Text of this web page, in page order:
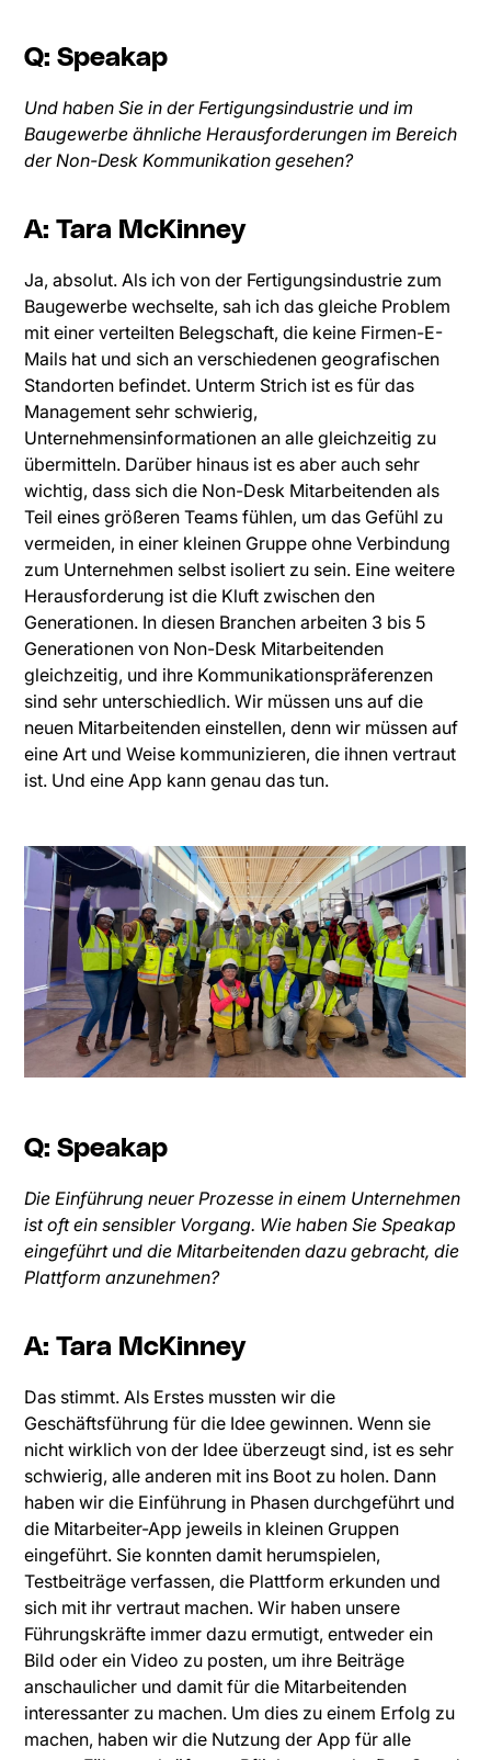
Q: Speakap
Und haben Sie in der Fertigungsindustrie und im
Baugewerbe ähnliche Herausforderungen im Bereich
der Non-Desk Kommunikation gesehen?
A: Tara McKinney
Ja, absolut. Als ich von der Fertigungsindustrie zum
Baugewerbe wechselte, sah ich das gleiche Problem
mit einer verteilten Belegschaft, die keine Firmen-E-
Mails hat und sich an verschiedenen geografischen
Standorten befindet. Unterm Strich ist es für das
Management sehr schwierig,
Unternehmensinformationen an alle gleichzeitig zu
übermitteln. Darüber hinaus ist es aber auch sehr
wichtig, dass sich die Non-Desk Mitarbeitenden als
Teil eines größeren Teams fühlen, um das Gefühl zu
vermeiden, in einer kleinen Gruppe ohne Verbindung
zum Unternehmen selbst isoliert zu sein. Eine weitere
Herausforderung ist die Kluft zwischen den
Generationen. In diesen Branchen arbeiten 3 bis 5
Generationen von Non-Desk Mitarbeitenden
gleichzeitig, und ihre Kommunikationspräferenzen
sind sehr unterschiedlich. Wir müssen uns auf die
neuen Mitarbeitenden einstellen, denn wir müssen auf
eine Art und Weise kommunizieren, die ihnen vertraut
ist. Und eine App kann genau das tun.
Q: Speakap
Die Einführung neuer Prozesse in einem Unternehmen
ist oft ein sensibler Vorgang. Wie haben Sie Speakap
eingeführt und die Mitarbeitenden dazu gebracht, die
Plattform anzunehmen?
A: Tara McKinney
Das stimmt. Als Erstes mussten wir die
Geschäftsführung für die Idee gewinnen. Wenn sie
nicht wirklich von der Idee überzeugt sind, ist es sehr
schwierig, alle anderen mit ins Boot zu holen. Dann
haben wir die Einführung in Phasen durchgeführt und
die Mitarbeiter-App jeweils in kleinen Gruppen
eingeführt. Sie konnten damit herumspielen,
Testbeiträge verfassen, die Plattform erkunden und
sich mit ihr vertraut machen. Wir haben unsere
Führungskräfte immer dazu ermutigt, entweder ein
Bild oder ein Video zu posten, um ihre Beiträge
anschaulicher und damit für die Mitarbeitenden
interessanter zu machen. Um dies zu einem Erfolg zu
machen, haben wir die Nutzung der App für alle